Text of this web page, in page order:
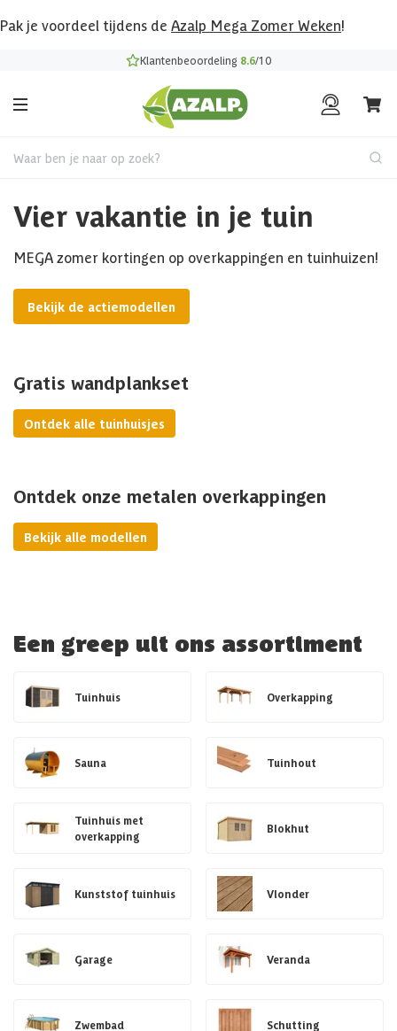
Pak je voordeel tijdens de Azalp Mega Zomer Weken!
Klantenbeoordeling 8.6/10
Waar ben je naar op zoek?
Vier vakantie in je tuin
MEGA zomer kortingen op overkappingen en tuinhuizen!
Bekijk de actiemodellen
Gratis wandplankset
Ontdek alle tuinhuisjes
Ontdek onze metalen overkappingen
Bekijk alle modellen
Een greep uit ons assortiment
Tuinhuis Overkapping
Sauna Tuinhout
Tuinhuis met
overkapping
Blokhut
Kunststof tuinhuis Vlonder
Garage Veranda
Zwembad Schutting